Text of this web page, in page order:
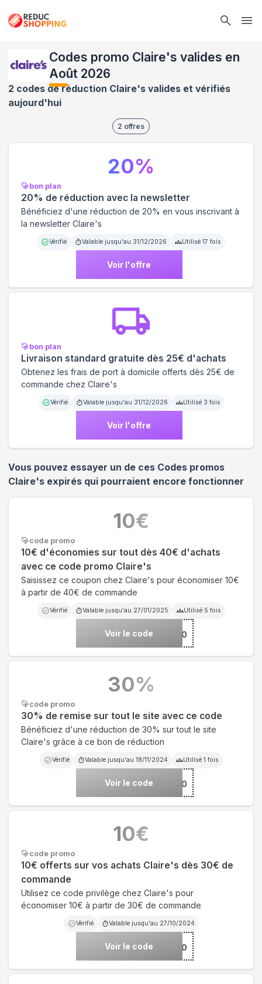
Codes promo Claire's valides en
Août 2026
2 codes de réduction Claire's valides et vérifiés
aujourd'hui
2 offres
bon plan
20% de réduction avec la newsletter
Bénéficiez d'une réduction de 20% en vous inscrivant à
la newsletter Claire's
Vérifié Valable jusqu'au 31/12/2026 Utilisé 17 fois
Voir l'offre
20%
bon plan
Livraison standard gratuite dès 25€ d'achats
Obtenez les frais de port à domicile offerts dès 25€ de
commande chez Claire's
Vérifié Valable jusqu'au 31/12/2026 Utilisé 3 fois
Voir l'offre
Vous pouvez essayer un de ces Codes promos
Claire's expirés qui pourraient encore fonctionner
code promo
10€ d'économies sur tout dès 40€ d'achats
avec ce code promo Claire's
Saisissez ce coupon chez Claire's pour économiser 10€
à partir de 40€ de commande
Vérifié Valable jusqu'au 27/01/2025 Utilisé 5 fois
Voir le code ***10
10€
code promo
30% de remise sur tout le site avec ce code
Bénéficiez d'une réduction de 30% sur tout le site
Claire's grâce à ce bon de réduction
Vérifié Valable jusqu'au 18/11/2024 Utilisé 1 fois
Voir le code ***30
30%
code promo
10€ offerts sur vos achats Claire's dès 30€ de
commande
Utilisez ce code privilège chez Claire's pour
économiser 10€ à partir de 30€ de commande
Vérifié Valable jusqu'au 27/10/2024
Voir le code ***10
10€